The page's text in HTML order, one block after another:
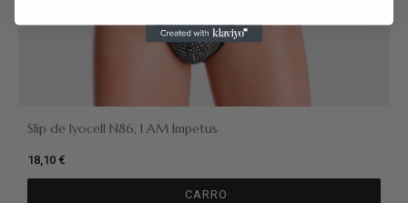
Slip de lyocell N86, I AM Impetus
18,10 €
CARRO